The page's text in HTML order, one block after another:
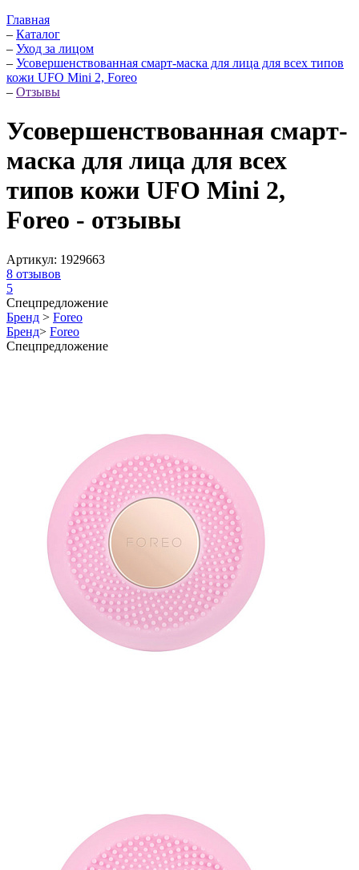
Главная
– Каталог
– Уход за лицом
– Усовершенствованная смарт-маска для лица для всех типов
кожи UFO Mini 2, Foreo
– Отзывы
Усовершенствованная смарт-
маска для лица для всех
типов кожи UFO Mini 2,
Foreo - отзывы
Артикул: 1929663
8 отзывов
5
Спецпредложение
Бренд > Foreo
Бренд> Foreo
Спецпредложение